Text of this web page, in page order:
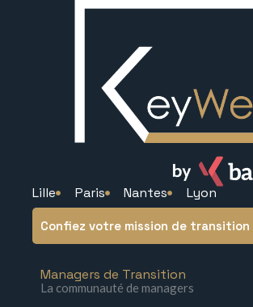
Lille Paris Nantes Lyon
Confiez votre mission de transition
Managers de Transition
La communauté de managers